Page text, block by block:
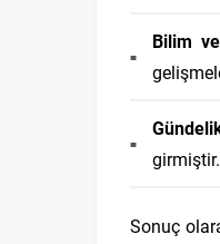
Bilim
Sonuç